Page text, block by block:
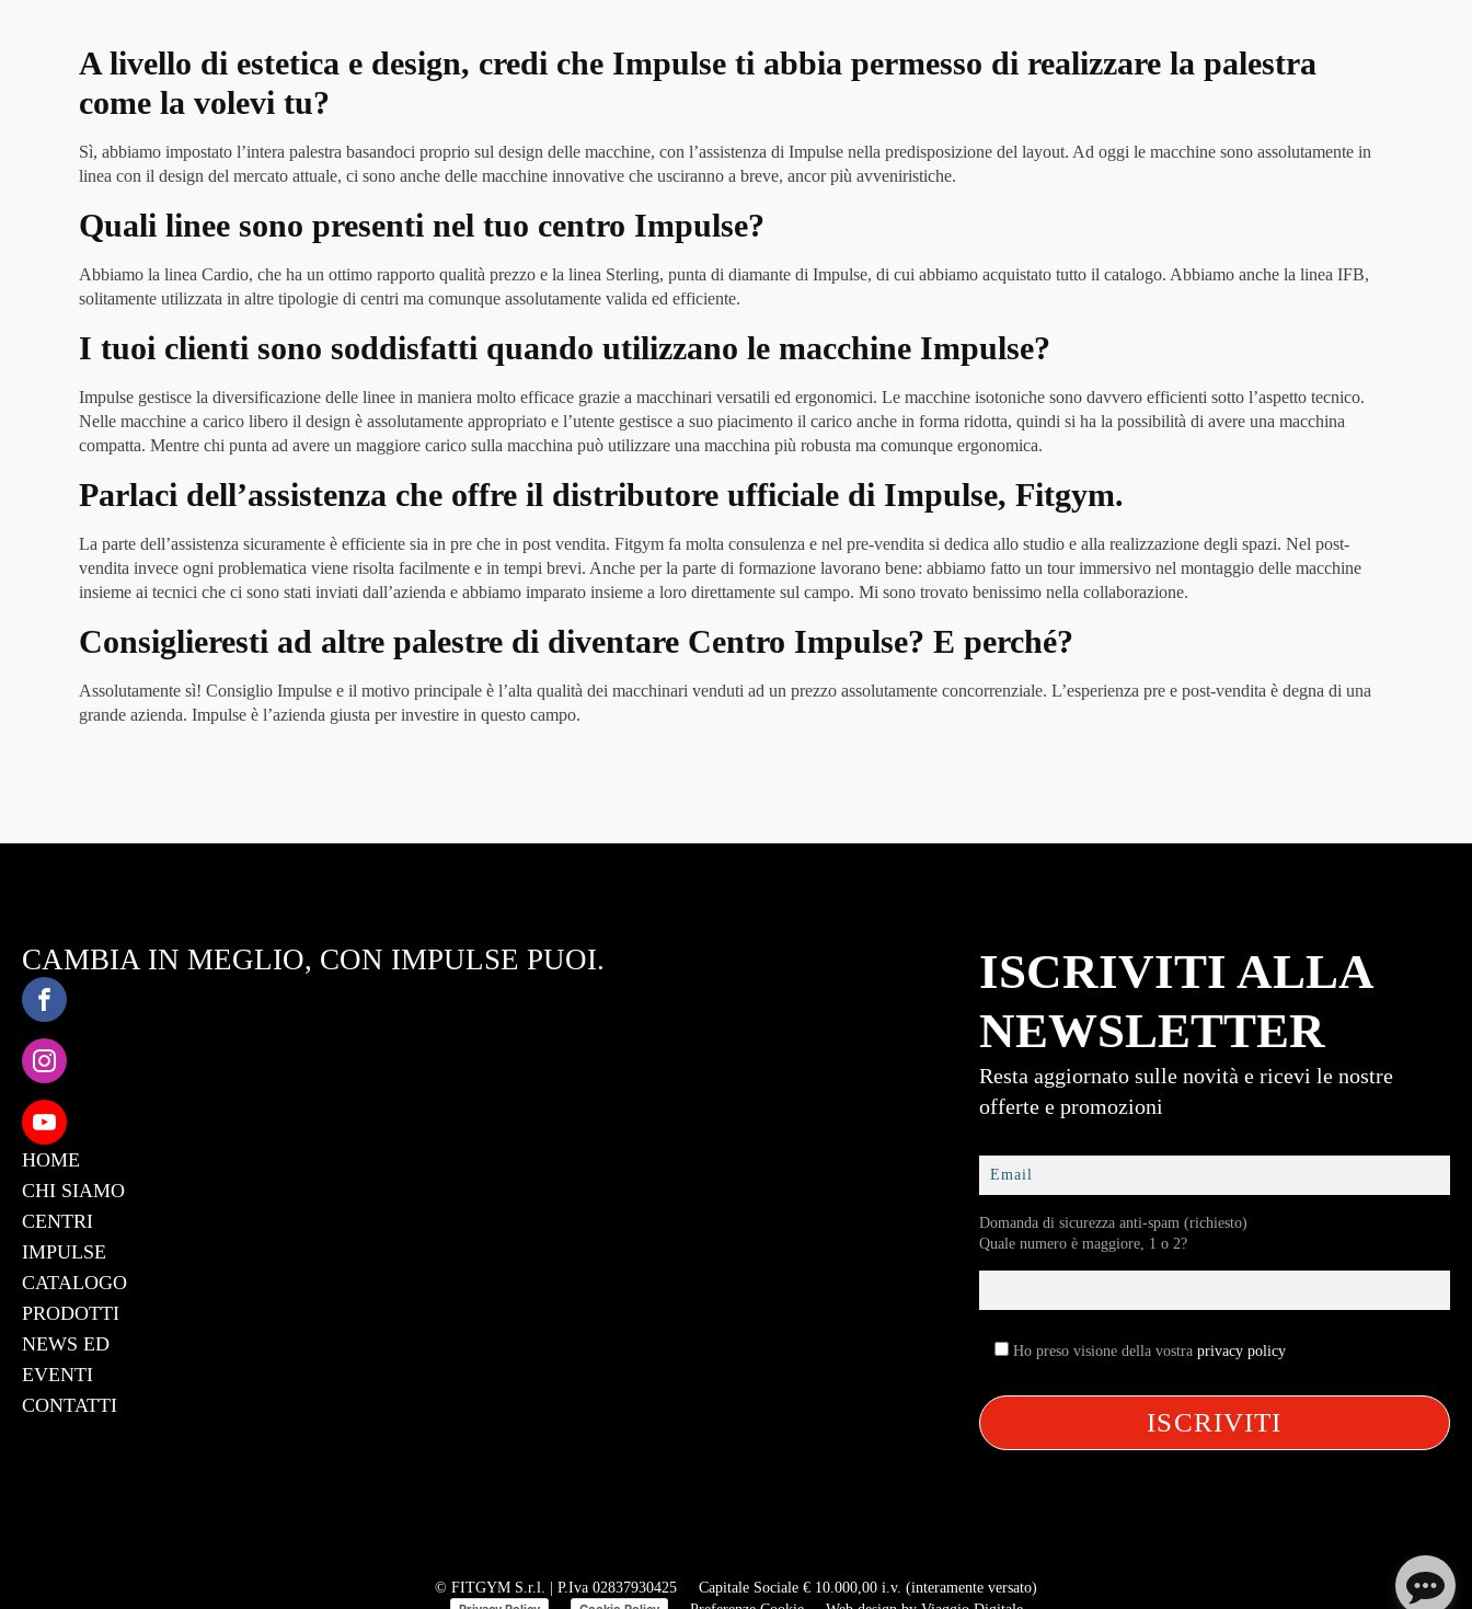
A livello di estetica e design, credi che Impulse ti abbia permesso di realizzare la palestra
come la volevi tu?
Sì, abbiamo impostato l’intera palestra basandoci proprio sul design delle macchine, con l’assistenza di Impulse nella predisposizione del layout. Ad oggi le macchine sono assolutamente in
linea con il design del mercato attuale, ci sono anche delle macchine innovative che usciranno a breve, ancor più avveniristiche.
Quali linee sono presenti nel tuo centro Impulse?
Abbiamo la linea Cardio, che ha un ottimo rapporto qualità prezzo e la linea Sterling, punta di diamante di Impulse, di cui abbiamo acquistato tutto il catalogo. Abbiamo anche la linea IFB,
solitamente utilizzata in altre tipologie di centri ma comunque assolutamente valida ed efficiente.
I tuoi clienti sono soddisfatti quando utilizzano le macchine Impulse?
Impulse gestisce la diversificazione delle linee in maniera molto efficace grazie a macchinari versatili ed ergonomici. Le macchine isotoniche sono davvero efficienti sotto l’aspetto tecnico.
Nelle macchine a carico libero il design è assolutamente appropriato e l’utente gestisce a suo piacimento il carico anche in forma ridotta, quindi si ha la possibilità di avere una macchina
compatta. Mentre chi punta ad avere un maggiore carico sulla macchina può utilizzare una macchina più robusta ma comunque ergonomica.
Parlaci dell’assistenza che offre il distributore ufficiale di Impulse, Fitgym.
La parte dell’assistenza sicuramente è efficiente sia in pre che in post vendita. Fitgym fa molta consulenza e nel pre-vendita si dedica allo studio e alla realizzazione degli spazi. Nel post-
vendita invece ogni problematica viene risolta facilmente e in tempi brevi. Anche per la parte di formazione lavorano bene: abbiamo fatto un tour immersivo nel montaggio delle macchine
insieme ai tecnici che ci sono stati inviati dall’azienda e abbiamo imparato insieme a loro direttamente sul campo. Mi sono trovato benissimo nella collaborazione.
Consiglieresti ad altre palestre di diventare Centro Impulse? E perché?
Assolutamente sì! Consiglio Impulse e il motivo principale è l’alta qualità dei macchinari venduti ad un prezzo assolutamente concorrenziale. L’esperienza pre e post-vendita è degna di una
grande azienda. Impulse è l’azienda giusta per investire in questo campo.
CAMBIA IN MEGLIO, CON IMPULSE PUOI.
HOME
CHI SIAMO
CENTRI
IMPULSE
CATALOGO
PRODOTTI
NEWS ED
EVENTI
CONTATTI
ISCRIVITI ALLA
NEWSLETTER
Resta aggiornato sulle novità e ricevi le nostre
offerte e promozioni
Domanda di sicurezza anti-spam (richiesto)
Quale numero è maggiore, 1 o 2?
Ho preso visione della vostra privacy policy
© FITGYM S.r.l. | P.Iva 02837930425 Capitale Sociale € 10.000,00 i.v. (interamente versato)